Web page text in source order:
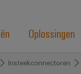
Oplossingen
Insteekconnectoren